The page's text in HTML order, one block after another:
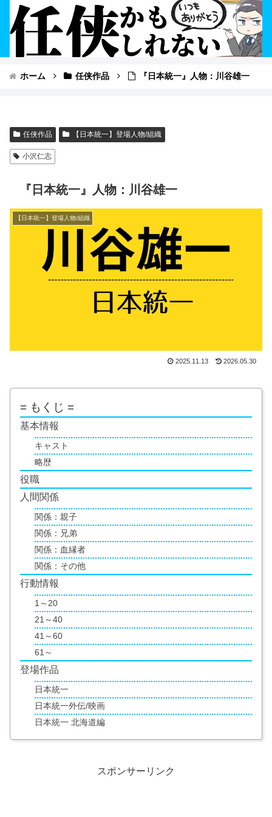
ホーム 任侠作品 『日本統一』人物：川谷雄一
任侠作品 【日本統一】登場人物/組織
小沢仁志
『日本統一』人物：川谷雄一
【日本統一】登場人物/組織
2025.11.13 2026.05.30
= もくじ =
基本情報
キャスト
略歴
役職
人間関係
関係：親子
関係：兄弟
関係：血縁者
関係：その他
行動情報
1～20
21～40
41～60
61～
登場作品
日本統一
日本統一外伝/映画
日本統一 北海道編
スポンサーリンク